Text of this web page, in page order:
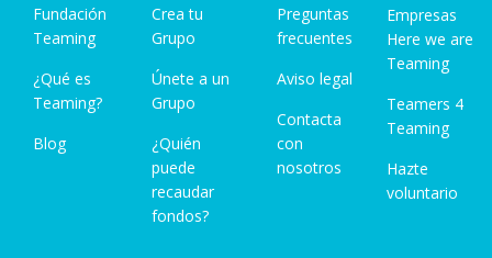
Fundación
Teaming
¿Qué es
Teaming?
Blog
Crea tu
Grupo
Únete a un
Grupo
¿Quién
puede
recaudar
fondos?
Preguntas
frecuentes
Aviso legal
Contacta
con
nosotros
Empresas
Here we are
Teaming
Teamers 4
Teaming
Hazte
voluntario